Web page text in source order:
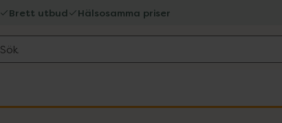
Brett utbud Hälsosamma priser
Sök